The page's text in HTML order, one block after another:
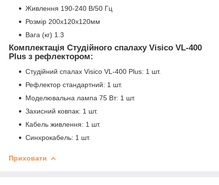
Живлення 190-240 В/50 Гц
Розмір 200х120х120мм
Вага (кг) 1.3
Комплектація Студійного спалаху Visico VL-400
Plus з рефлектором:
Студійний спалах Visico VL-400 Plus: 1 шт.
Рефлектор стандартний: 1 шт.
Моделювальна лампа 75 Вт: 1 шт.
Захисний ковпак: 1 шт.
Кабель живлення: 1 шт.
Синхрокабель: 1 шт.
Приховати